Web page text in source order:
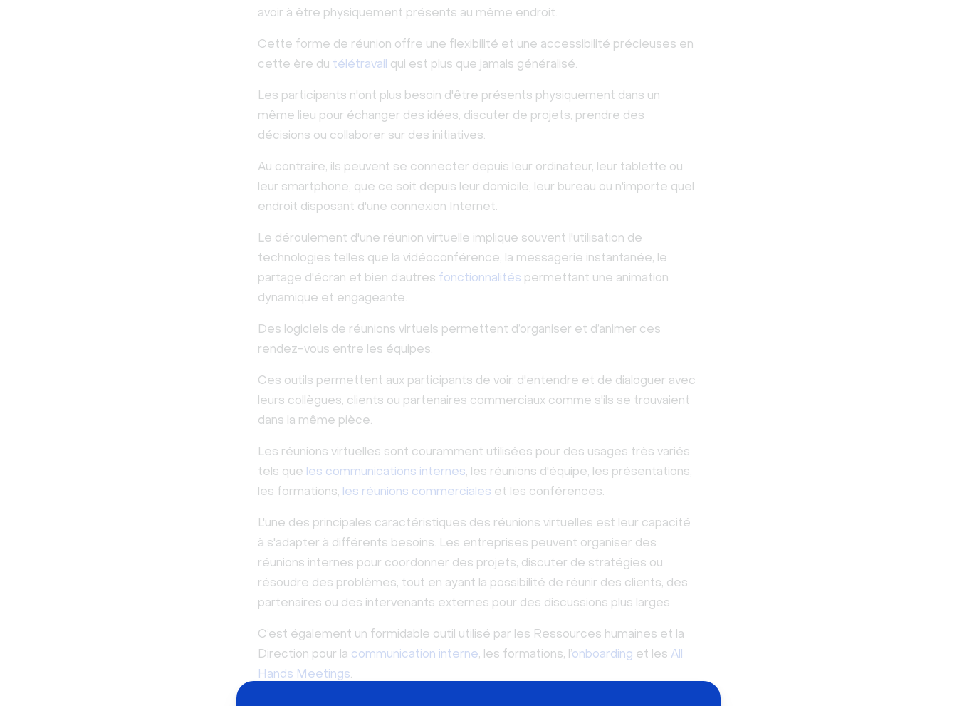
avoir à être physiquement présents au même endroit.
Cette forme de réunion offre une flexibilité et une accessibilité précieuses en
cette ère du télétravail qui est plus que jamais généralisé.
Les participants n'ont plus besoin d'être présents physiquement dans un
même lieu pour échanger des idées, discuter de projets, prendre des
décisions ou collaborer sur des initiatives.
Au contraire, ils peuvent se connecter depuis leur ordinateur, leur tablette ou
leur smartphone, que ce soit depuis leur domicile, leur bureau ou n'importe quel
endroit disposant d'une connexion Internet.
Le déroulement d'une réunion virtuelle implique souvent l'utilisation de
technologies telles que la vidéoconférence, la messagerie instantanée, le
partage d'écran et bien d’autres fonctionnalités permettant une animation
dynamique et engageante.
Des logiciels de réunions virtuels permettent d’organiser et d’animer ces
rendez-vous entre les équipes.
Ces outils permettent aux participants de voir, d'entendre et de dialoguer avec
leurs collègues, clients ou partenaires commerciaux comme s'ils se trouvaient
dans la même pièce.
Les réunions virtuelles sont couramment utilisées pour des usages très variés
tels que les communications internes, les réunions d'équipe, les présentations,
les formations, les réunions commerciales et les conférences.
L'une des principales caractéristiques des réunions virtuelles est leur capacité
à s'adapter à différents besoins. Les entreprises peuvent organiser des
réunions internes pour coordonner des projets, discuter de stratégies ou
résoudre des problèmes, tout en ayant la possibilité de réunir des clients, des
partenaires ou des intervenants externes pour des discussions plus larges.
C’est également un formidable outil utilisé par les Ressources humaines et la
Direction pour la communication interne, les formations, l’onboarding et les All
Hands Meetings.